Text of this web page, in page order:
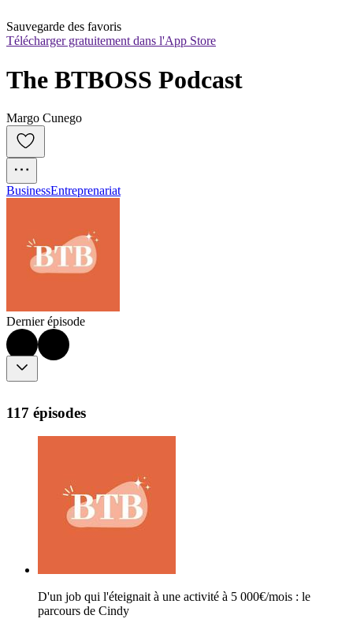
Sauvegarde des favoris
Télécharger gratuitement dans l'App Store
The BTBOSS Podcast
Margo Cunego
BusinessEntreprenariat
Dernier épisode
117 épisodes
D'un job qui l'éteignait à une activité à 5 000€/mois : le
parcours de Cindy